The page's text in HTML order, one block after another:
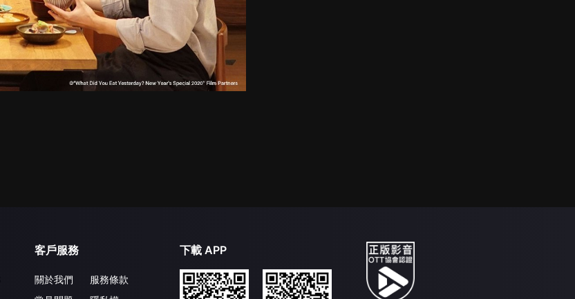
客戶服務
關於我們
服務條款
下載 APP